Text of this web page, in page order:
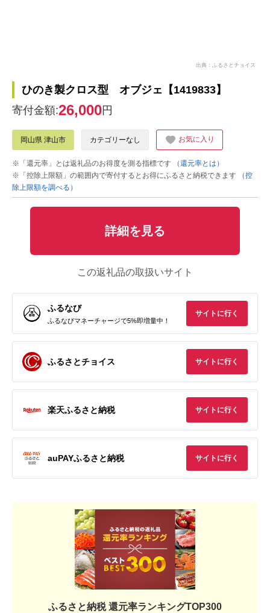
出典：ふるさとチョイス
ひのき製クロス型 オブジェ【1419833】
寄付金額:26,000円
岡山県 津山市 カテゴリーなし お気に入り
※「還元率」とは返礼品のお得度を測る指標です
（還元率とは）
※「控除上限額」の範囲内で寄付するとお得にふるさと納税できます
（控
除上限額を調べる）
詳細を見る
この返礼品の取扱いサイト
ふるなび
ふるなびマネーチャージで5%即増量中！
サイトに行く
ふるさとチョイス サイトに行く
楽天ふるさと納税 サイトに行く
auPAYふるさと納税 サイトに行く
ふるさと納税 還元率ランキングTOP300